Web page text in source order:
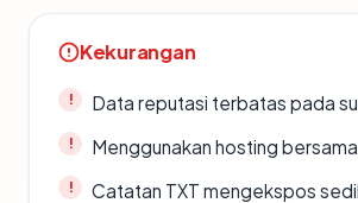
Kekurangan
Data reputasi terbatas pada
Menggunakan hosting
Catatan TXT mengekspos